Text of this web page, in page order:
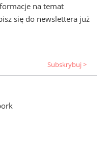
na temat
się do newslettera już